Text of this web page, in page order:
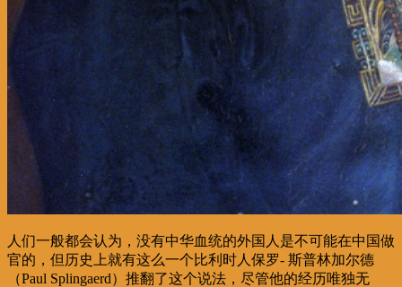
人们一般都会认为，没有中华血统的外国人是不可能在中国做
官的，但历史上就有这么一个比利时人保罗- 斯普林加尔德
（Paul Splingaerd）推翻了这个说法，尽管他的经历唯独无